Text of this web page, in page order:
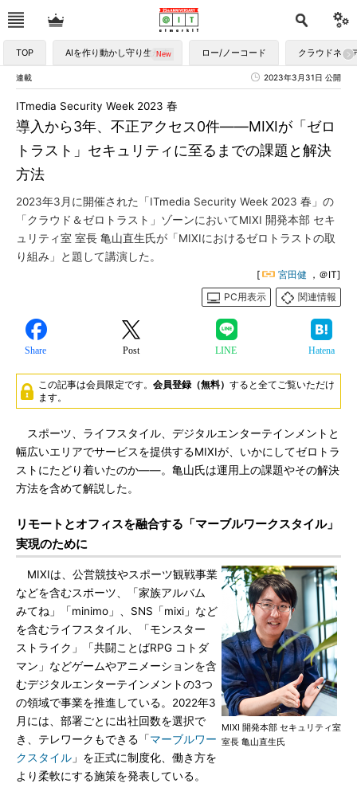
TOP AIを作り動かし守り生かす ロー/ノーコード クラウドネイ
連載 2023年3月31日 公開
導入から3年、不正アクセス0件――MIXIが「ゼロ
トラスト」セキュリティに至るまでの課題と解決
方法
ITmedia Security Week 2023 春
2023年3月に開催された「ITmedia Security Week 2023 春」の
「クラウド＆ゼロトラスト」ゾーンにおいてMIXI 開発本部 セキ
ュリティ室 室長 亀山直生氏が「MIXIにおけるゼロトラストの取
り組み」と題して講演した。
[ 宮田健 ，＠IT]
PC用表示
関連情報
Share Post LINE Hatena
この記事は会員限定です。 会員登録（無料） すると全てご覧いただけ
ます。
スポーツ、ライフスタイル、デジタルエンターテインメントと
幅広いエリアでサービスを提供するMIXIが、いかにしてゼロトラ
ストにたどり着いたのか――。亀山氏は運用上の課題やその解決
方法を含めて解説した。
リモートとオフィスを融合する「マーブルワークスタイル」
実現のために
MIXI 開発本部 セキュリティ室
室長 亀山直生氏
MIXIは、公営競技やスポーツ観戦事業
などを含むスポーツ、「家族アルバム
みてね」「minimo」、SNS「mixi」など
を含むライフスタイル、「モンスター
ストライク」「共闘ことばRPG コトダ
マン」などゲームやアニメーションを含
むデジタルエンターテインメントの3つ
の領域で事業を推進している。2022年3
月には、部署ごとに出社回数を選択で
き、テレワークもできる「マーブルワー
クスタイル 」を正式に制度化、働き方を
より柔軟にする施策を発表している。